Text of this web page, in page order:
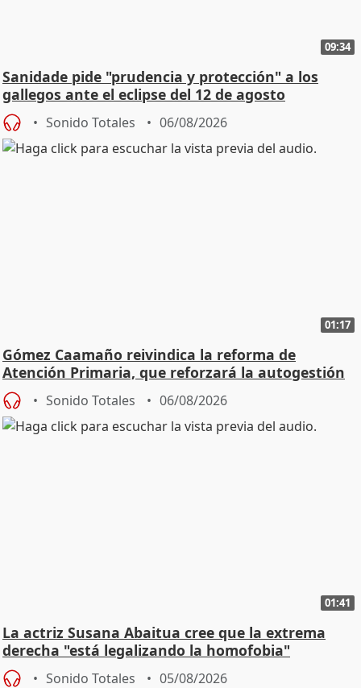
09:34
Sanidade pide "prudencia y protección" a los
gallegos ante el eclipse del 12 de agosto
Sonido Totales 06/08/2026
01:17
Gómez Caamaño reivindica la reforma de
Atención Primaria, que reforzará la autogestión
Sonido Totales 06/08/2026
01:41
La actriz Susana Abaitua cree que la extrema
derecha "está legalizando la homofobia"
Sonido Totales 05/08/2026